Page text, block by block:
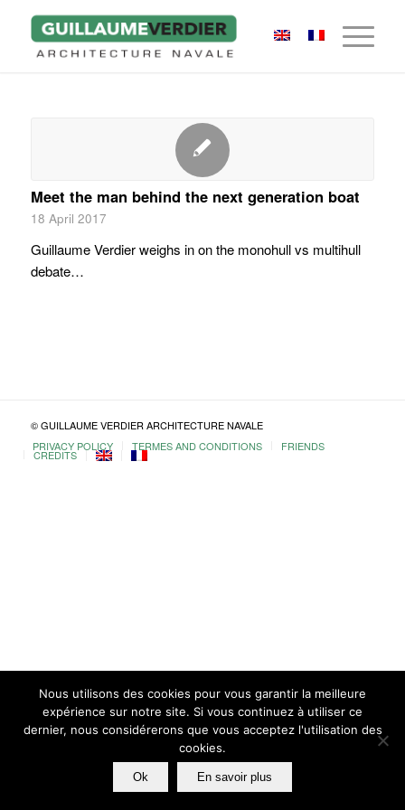
Meet the man behind the next generation boat
18 April 2017
Guillaume Verdier weighs in on the monohull vs multihull
debate…
© GUILLAUME VERDIER ARCHITECTURE NAVALE
PRIVACY POLICY
TERMES AND CONDITIONS FRIENDS
CREDITS
Nous utilisons des cookies pour vous garantir la meilleure
expérience sur notre site. Si vous continuez à utiliser ce
dernier, nous considérerons que vous acceptez l'utilisation des
cookies.
Ok En savoir plus